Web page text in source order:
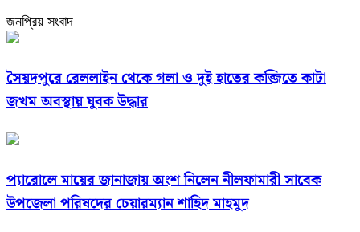
জনপ্রিয় সংবাদ
সৈয়দপুরে রেললাইন থেকে গলা ও দুই হাতের কব্জিতে কাটা
জখম অবস্থায় যুবক উদ্ধার
প্যারোলে মায়ের জানাজায় অংশ নিলেন নীলফামারী সাবেক
উপজেলা পরিষদের চেয়ারম্যান শাহিদ মাহমুদ